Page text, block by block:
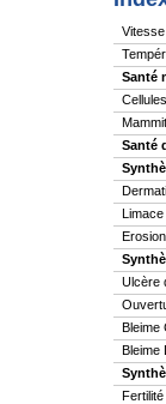
Santé
Cellules
Santé
Limace
Erosion
Ulcère
Bleime
Bleime